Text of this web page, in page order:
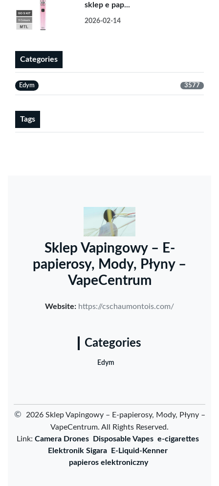
sklep e pap...
2026-02-14
Categories
Edym 3577
Tags
Sklep Vapingowy – E-
papierosy, Mody, Płyny –
VapeCentrum
Website: https://cschaumontois.com/
Categories
Edym
©
2026 Sklep Vapingowy – E-papierosy, Mody, Płyny –
VapeCentrum. All Rights Reserved.
Link: Camera Drones Disposable Vapes e-cigarettes
Elektronik Sigara
E-Liquid-Kenner
papieros elektroniczny